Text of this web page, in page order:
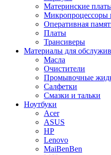
Материнские
Микропроцессоры
Оперативная
Платы
Трансиверы
Материалы для
Масла
Очистители
Промывочные
Салфетки
Смазки и тальки
Ноутбуки
Acer
ASUS
HP
Lenovo
MaiBenBen